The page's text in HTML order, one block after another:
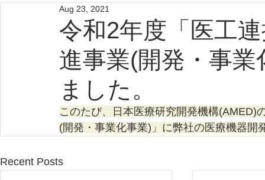
令和2年度「医工
進事業(開発・事
ました。
Aug 23, 2021
このたび、日本医療研究開発機構(AMED)
(開発・事業化事業)」に弊社の医療機器開
Recent Posts